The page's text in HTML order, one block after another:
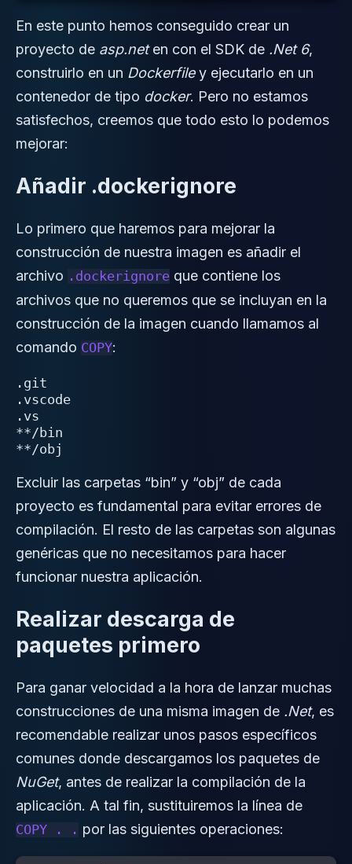
En este punto hemos conseguido crear un
proyecto de asp.neten con el SDK de .Net 6,
construirlo en un Dockerfiley ejecutarlo en un
contenedor de tipo docker. Pero no estamos
satisfechos, creemos que todo esto lo podemos
mejorar:
Añadir .dockerignore
Lo primero que haremos para mejorar la
construcción de nuestra imagen es añadir el
archivo .dockerignore que contiene los
archivos que no queremos que se incluyan en la
construcción de la imagen cuando llamamos al
comando COPY:
.git
.vscode
.vs
**/bin
Excluir las carpetas “bin” y “obj” de cada
proyecto es fundamental para evitar errores de
compilación. El resto de las carpetas son algunas
genéricas que no necesitamos para hacer
funcionar nuestra aplicación.
Realizar descarga de
paquetes primero
Para ganar velocidad a la hora de lanzar muchas
construcciones de una misma imagen de .Net, es
recomendable realizar unos pasos específicos
comunes donde descargamos los paquetes de
NuGet, antes de realizar la compilación de la
aplicación. A tal fin, sustituiremos la línea de
COPY . . por las siguientes operaciones: